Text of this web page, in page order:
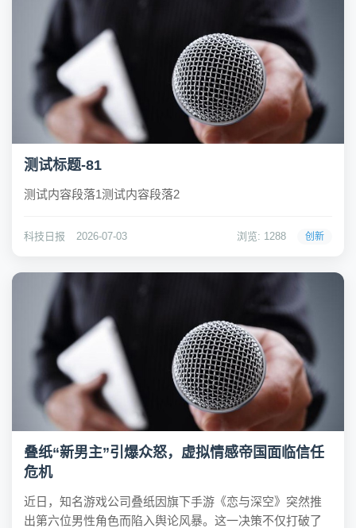
测试标题-81
测试内容段落1测试内容段落2
科技日报 2026-07-03 浏览: 1288 创新
叠纸“新男主”引爆众怒，虚拟情感帝国面临信任
危机
近日，知名游戏公司叠纸因旗下手游《恋与深空》突然推
出第六位男性角色而陷入舆论风暴。这一决策不仅打破了